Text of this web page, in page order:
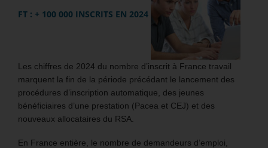
FT : + 100 000 INSCRITS EN 2024
Les chiffres de 2024 du nombre d’inscrit à France travail
marquent la fin de la période précédant le lancement des
procédures d’inscription automatique, des jeunes
bénéficiaires d’une prestation (Pacea et CEJ) et des
nouveaux allocataires du RSA.
En France entière, le nombre de demandeurs d’emploi,